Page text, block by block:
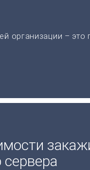
организации – это
сервера